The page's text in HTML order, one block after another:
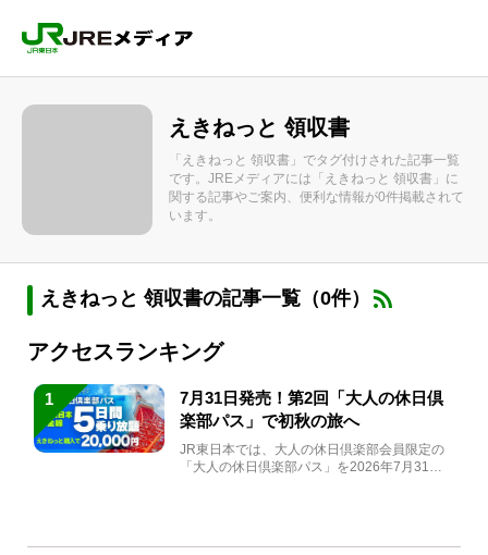
えきねっと 領収書
「えきねっと 領収書」でタグ付けされた記事一覧
です。JREメディアには「えきねっと 領収書」に
関する記事やご案内、便利な情報が0件掲載されて
います。
えきねっと 領収書の記事一覧（0件）
アクセスランキング
1
7月31日発売！第2回「大人の休日倶
楽部パス」で初秋の旅へ
JR東日本では、大人の休日倶楽部会員限定の
「大人の休日倶楽部パス」を2026年7月31日